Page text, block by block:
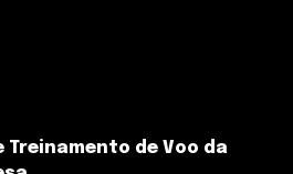
Treinamento de Voo da